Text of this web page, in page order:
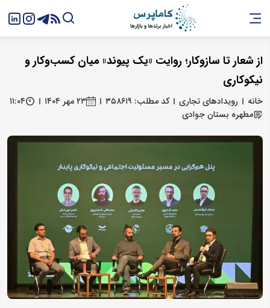
​از شعار تا سازوکار؛ روایت «یک پیوند» میان کسب‌وکار و
نیکوکاری
خانه رویدادهای تجاری کد مطلب: ۳۵۸۶۱۹ ۲۳ مهر ۱۴۰۴
۱۱:۰۴
مطهره بستان‌ جوادی